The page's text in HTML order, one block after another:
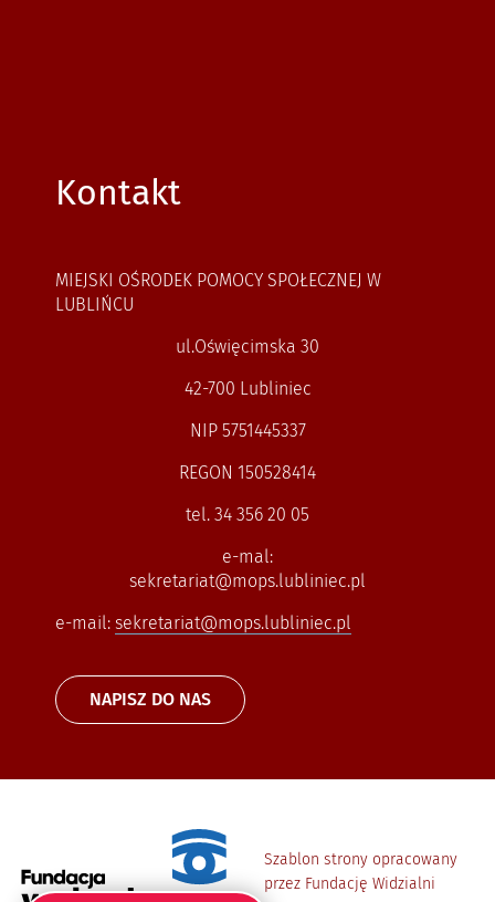
Kontakt
MIEJSKI OŚRODEK POMOCY SPOŁECZNEJ W
LUBLIŃCU
ul.Oświęcimska 30
42-700 Lubliniec
NIP 5751445337
REGON 150528414
tel. 34 356 20 05
e-mal:
sekretariat@mops.lubliniec.pl
e-mail: sekretariat@mops.lubliniec.pl
NAPISZ DO NAS
Szablon strony opracowany
przez Fundację Widzialni